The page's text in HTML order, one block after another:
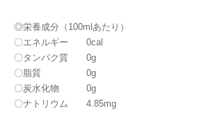
◎栄養成分（100mlあたり）
〇エネルギー 0cal
〇タンパク質 0g
〇脂質 0g
〇炭水化物 0g
〇ナトリウム 4.85mg